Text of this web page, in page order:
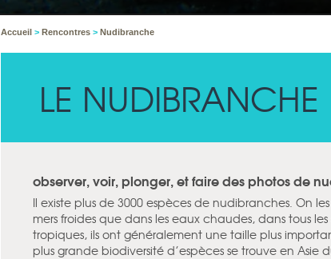
Accueil > Rencontres > Nudibranche
LE NUDIBRANCHE
observer, voir, plonger, et faire des photos de
Il existe plus de 3000 espèces de nudibranches. On
mers froides que dans les eaux chaudes, dans tous
tropiques, ils ont généralement une taille plus
plus grande biodiversité d’espèces se trouve en Asie